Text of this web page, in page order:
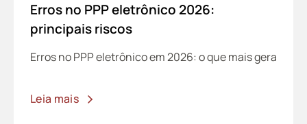
Erros no PPP eletrônico 2026:
principais riscos
Erros no PPP eletrônico em 2026: o que mais gera
Leia mais